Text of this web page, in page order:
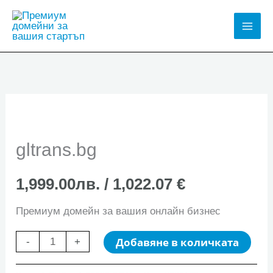
Skip
gltrans.bg
1,999.00лв. / 1,022.07 €
Премиум домейн за вашия онлайн бизнес
-
количество
+ Добавяне в количката